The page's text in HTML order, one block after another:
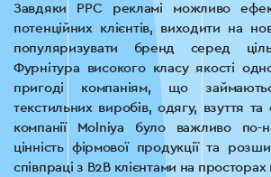
Завдяки PPC рекламі можливо
потенційних клієнтів, виходити на
популяризувати бренд серед
Фурнітура високого класу якості
пригоді компаніям, що
текстильних виробів, одягу, взуття
компанії Molniya було важливо по-
цінність фірмової продукції та
співпраці з B2B клієнтами на